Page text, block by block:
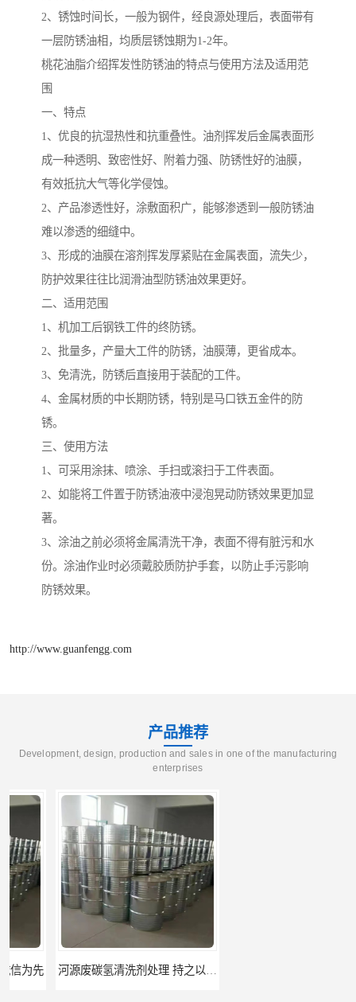
2、锈蚀时间长，一般为钢件，经良源处理后，表面带有
一层防锈油相，均质层锈蚀期为1-2年。
桃花油脂介绍挥发性防锈油的特点与使用方法及适用范
围
一、特点
1、优良的抗湿热性和抗重叠性。油剂挥发后金属表面形
成一种透明、致密性好、附着力强、防锈性好的油膜，
有效抵抗大气等化学侵蚀。
2、产品渗透性好，涂敷面积广，能够渗透到一般防锈油
难以渗透的细缝中。
3、形成的油膜在溶剂挥发厚紧贴在金属表面，流失少，
防护效果往往比润滑油型防锈油效果更好。
二、适用范围
1、机加工后钢铁工件的终防锈。
2、批量多，产量大工件的防锈，油膜薄，更省成本。
3、免清洗，防锈后直接用于装配的工件。
4、金属材质的中长期防锈，特别是马口铁五金件的防
锈。
三、使用方法
1、可采用涂抹、喷涂、手扫或滚扫于工件表面。
2、如能将工件置于防锈油液中浸泡晃动防锈效果更加显
著。
3、涂油之前必须将金属清洗干净，表面不得有脏污和水
份。涂油作业时必须戴胶质防护手套，以防止手污影响
防锈效果。
http://www.guanfengg.com
产品推荐
Development, design, production and sales in one of the manufacturing
enterprises
河源废碳氢清洗剂处理 持之以恒为客户服务